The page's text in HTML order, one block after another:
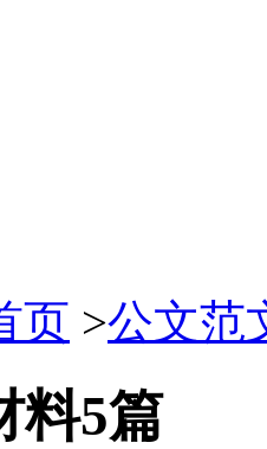
页 >公文范
料5篇